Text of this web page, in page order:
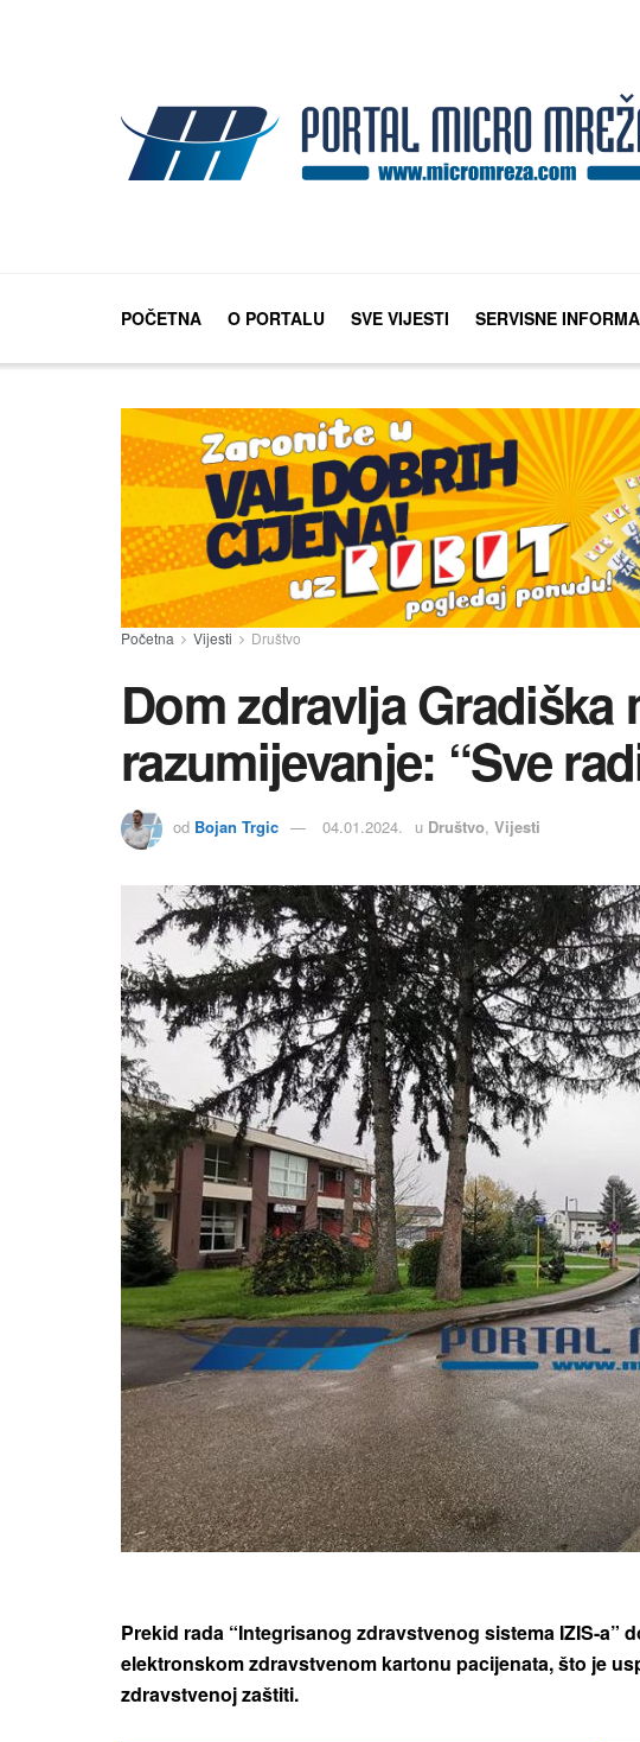
POČETNA O PORTALU SVE VIJESTI SERVISNE
Početna Vijesti Društvo
Dom zdravlja Gradiška
razumijevanje: “Sve
od Bojan Trgic 04.01.2024. u Društvo, Vijesti
Prekid rada “Integrisanog zdravstvenog sistema IZIS-a”
elektronskom zdravstvenom kartonu pacijenata, što je
zdravstvenoj zaštiti.